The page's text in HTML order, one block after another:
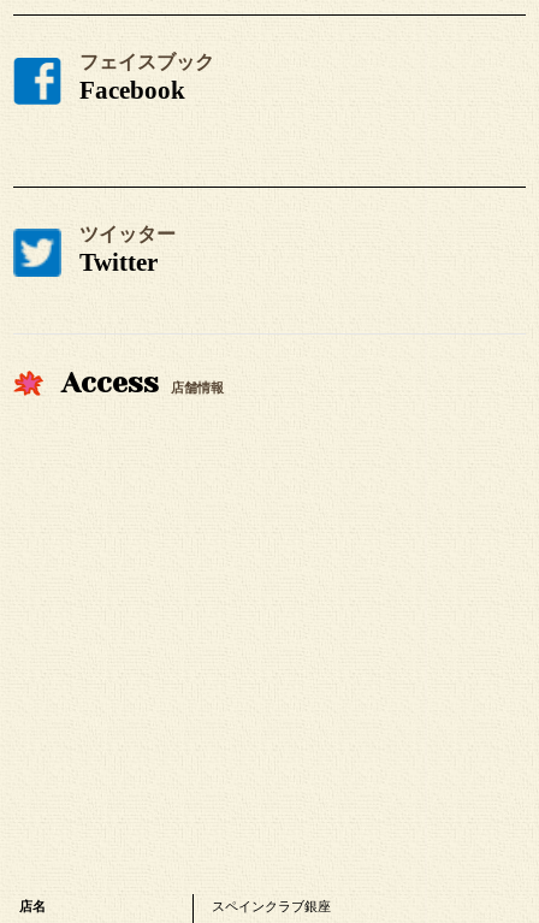
フェイスブック
Facebook
ツイッター
Twitter
Access 店舗情報
店名 スペインクラブ銀座